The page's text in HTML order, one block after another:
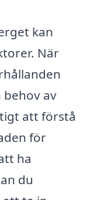
kan
När
av
att förstå
för
ha
du